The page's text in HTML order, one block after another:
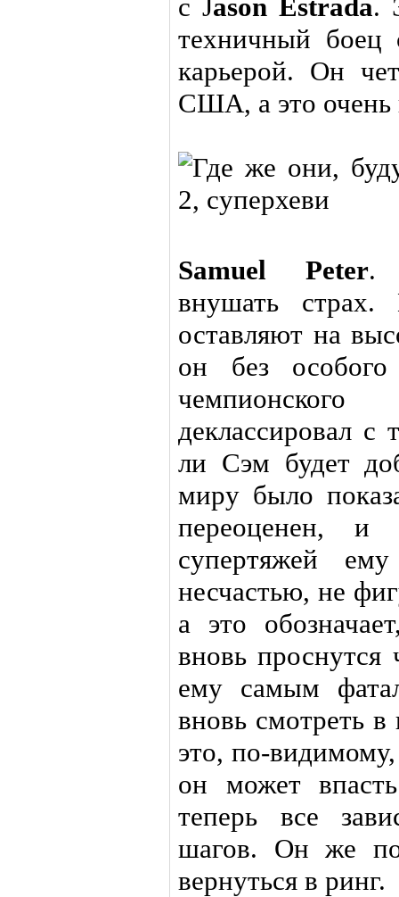
с Jason Estrada.
техничный боец
карьерой. Он
США, а это очень
Samuel Peter.
внушать страх.
оставляют на
он без особого
деклассировал с
ли Сэм будет
миру было
переоценен,
супертяжей
несчастью, не
а это
вновь
ему самым
вновь смотреть
это, по-
он может
теперь все
шагов. Он же
вернуться в ринг.